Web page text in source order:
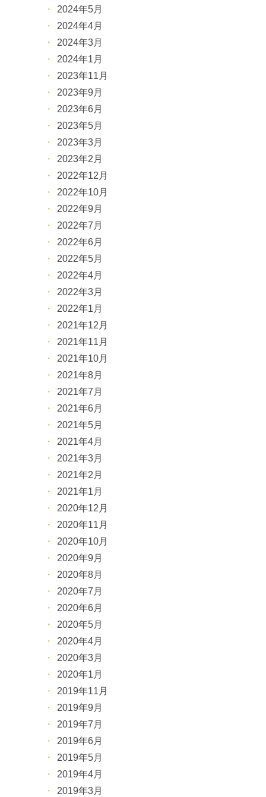
2024年5月
2024年4月
2024年3月
2024年1月
2023年11月
2023年9月
2023年6月
2023年5月
2023年3月
2023年2月
2022年12月
2022年10月
2022年9月
2022年7月
2022年6月
2022年5月
2022年4月
2022年3月
2022年1月
2021年12月
2021年11月
2021年10月
2021年8月
2021年7月
2021年6月
2021年5月
2021年4月
2021年3月
2021年2月
2021年1月
2020年12月
2020年11月
2020年10月
2020年9月
2020年8月
2020年7月
2020年6月
2020年5月
2020年4月
2020年3月
2020年1月
2019年11月
2019年9月
2019年7月
2019年6月
2019年5月
2019年4月
2019年3月